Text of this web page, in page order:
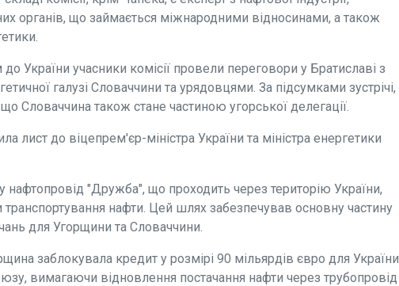
органів, що займається міжнародними відносинами, а також
України учасники комісії провели переговори у Братиславі з
галузі Словаччини та урядовцями. За підсумками зустрічі,
Словаччина також стане частиною угорської делегації.
лист до віцепрем'єр-міністра України та міністра енергетики
нафтопровід "Дружба", що проходить через територію України,
транспортування нафти. Цей шлях забезпечував основну частину
для Угорщини та Словаччини.
заблокувала кредит у розмірі 90 мільярдів євро для України
вимагаючи відновлення постачання нафти через трубопровід